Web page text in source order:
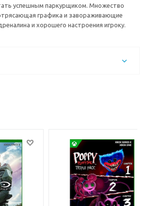
успешным паркурщиком. Множество
графика и завораживающие
и хорошего настроения игроку.